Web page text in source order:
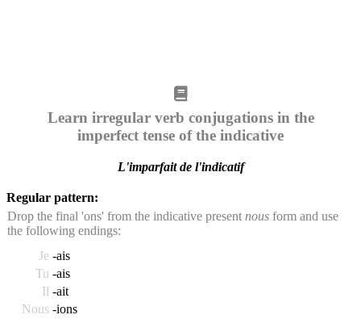
Learn irregular verb conjugations in the
imperfect tense of the indicative
L'imparfait de l'indicatif
Regular pattern:
Drop the final 'ons' from the indicative present nous form and use
the following endings:
Je -ais
Tu -ais
Il -ait
Nous -ions